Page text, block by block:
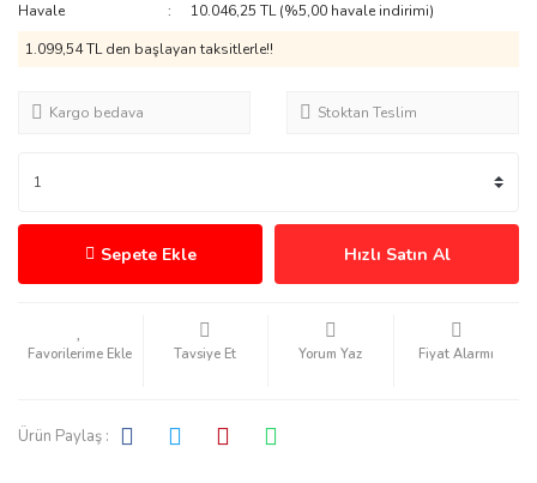
Havale
10.046,25 TL (%5,00 havale indirimi)
1.099,54 TL den başlayan taksitlerle!!
Kargo bedava Stoktan Teslim
Sepete Ekle Hızlı Satın Al
Tavsiye Et Yorum Yaz Fiyat Alarmı
Ürün Paylaş :